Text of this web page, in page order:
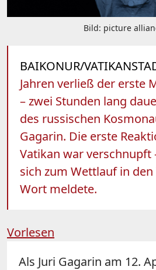
Bild: picture
BAIKONUR/
Jahren verließ der erste
– zwei Stunden lang
des russischen
Gagarin. Die erste
Vatikan war verschnupft
sich zum Wettlauf in
Wort meldete.
Vorlesen
Als Juri Gagarin am 12.